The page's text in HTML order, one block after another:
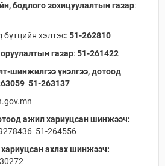
бодлого зохицуулалтын газар:
хэлтэс:51-262810
газар:51-261422
шинжилгээ үнэлгээ, дотоод
51-263137
ажил хариуцсан шинжээч:
51-264556
ахлах шинжээч: